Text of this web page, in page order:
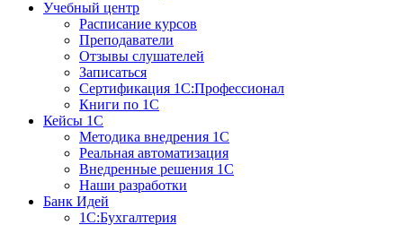
Учебный центр
Расписание курсов
Преподаватели
Отзывы слушателей
Записаться
Сертификация 1С:Профессионал
Книги по 1С
Кейсы 1С
Методика внедрения 1С
Реальная автоматизация
Внедренные решения 1С
Наши разработки
Банк Идей
1С:Бухгалтерия